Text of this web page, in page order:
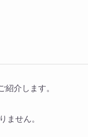
介します。
せん。